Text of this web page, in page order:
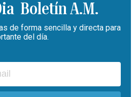
Boletín A.M.
de forma sencilla y directa para
del día.